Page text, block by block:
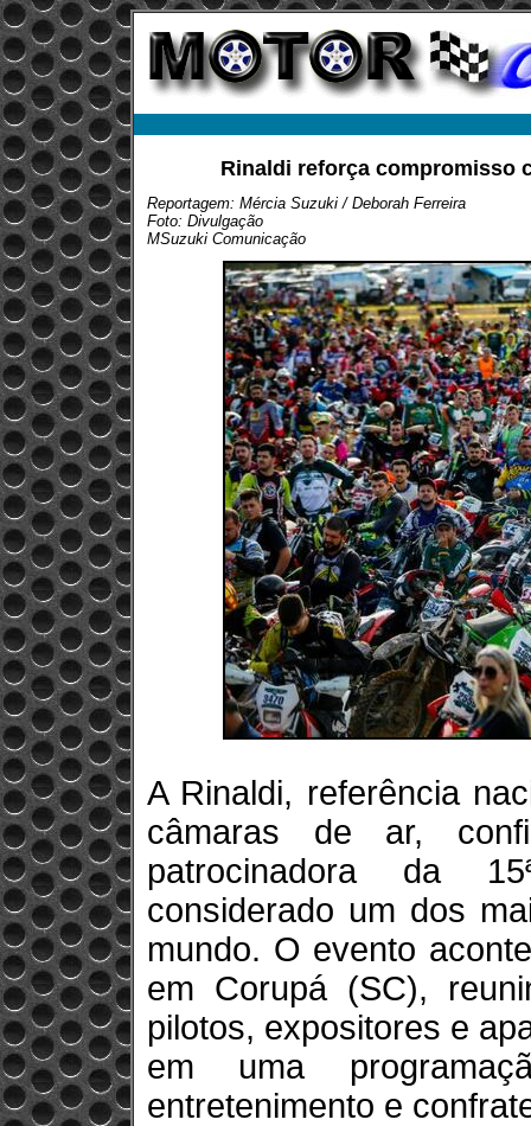
Rinaldi reforça compromisso
Reportagem: Mércia Suzuki / Deborah Ferreira
Foto: Divulgação
MSuzuki Comunicação
A Rinaldi, referência
câmaras de ar,
patrocinadora da
considerado um dos
mundo. O evento
em Corupá (SC),
pilotos, expositores e
em uma
entretenimento e